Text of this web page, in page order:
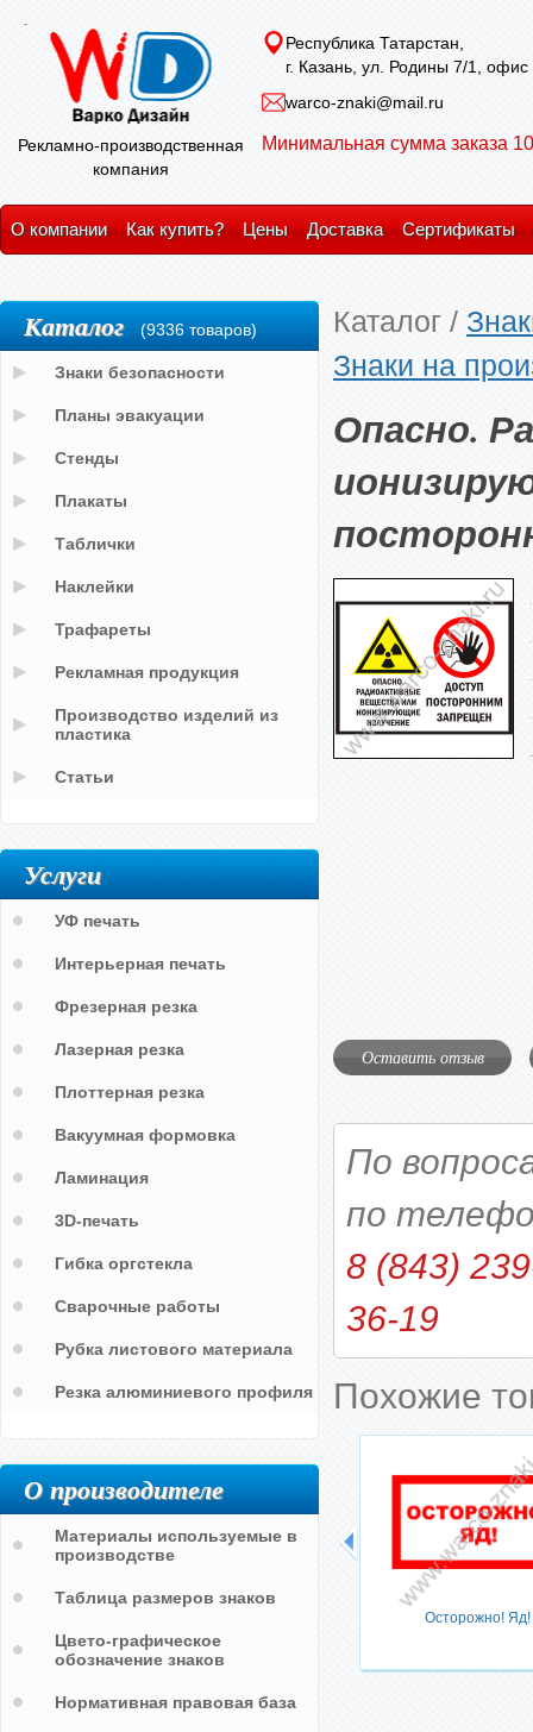
Рекламно-производственная
компания
Республика Татарстан,
г. Казань, ул. Родины 7/1, офис
warco-znaki@mail.ru
Минимальная сумма заказа
О компании Как купить? Цены Доставка Сертификаты
Каталог /
Знаки на
Опасно.
Оставить отзыв
По
по
8 (843)
36-19
Похожие
разметка. Движение строго по
Осторожно! Яд!
Каталог (9336 товаров)
Знаки безопасности
Планы эвакуации
Стенды
Плакаты
Таблички
Наклейки
Трафареты
Рекламная продукция
Производство изделий из
пластика
Статьи
Услуги
УФ печать
Интерьерная печать
Фрезерная резка
Лазерная резка
Плоттерная резка
Вакуумная формовка
Ламинация
3D-печать
Гибка оргстекла
Сварочные работы
Рубка листового материала
Резка алюминиевого профиля
О производителе
Материалы используемые в
производстве
Таблица размеров знаков
Цвето-графическое
обозначение знаков
Нормативная правовая база